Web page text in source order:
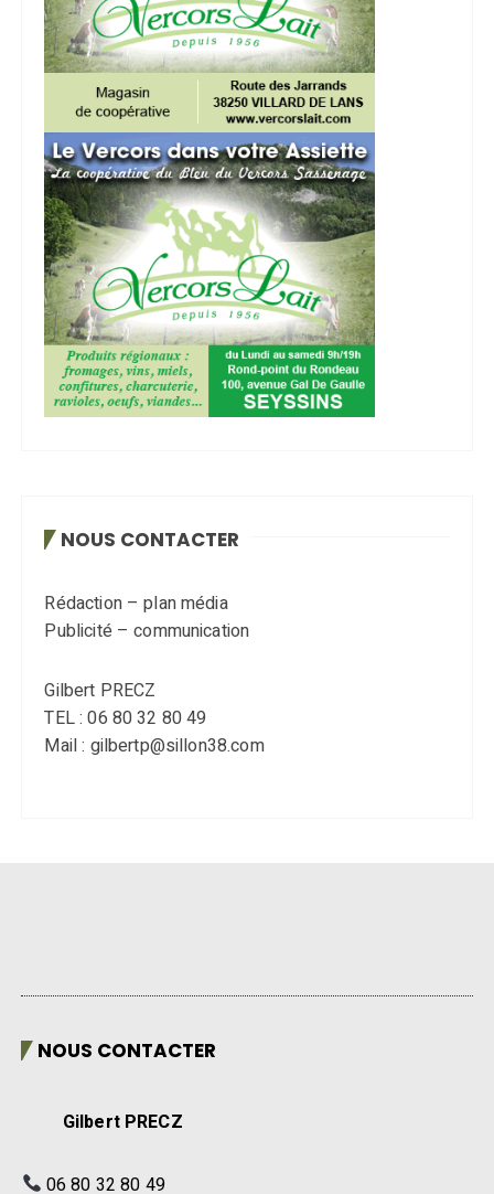
NOUS CONTACTER
Rédaction – plan média
Publicité – communication
Gilbert PRECZ
TEL : 06 80 32 80 49
Mail : gilbertp@sillon38.com
NOUS CONTACTER
Gilbert PRECZ
06 80 32 80 49